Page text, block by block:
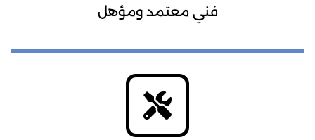
فني معتمد ومؤهل